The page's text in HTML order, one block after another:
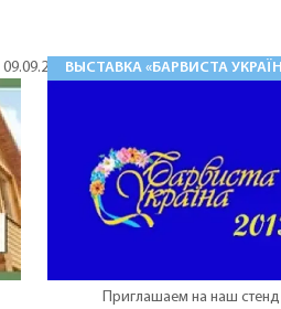
09.09.2013ВЫСТАВКА «БАРВИСТА
Приглашаем на наш стенд